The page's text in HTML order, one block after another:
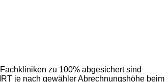
zu 100% abgesichert sind
je nach gewähler Abrechnungshöhe beim